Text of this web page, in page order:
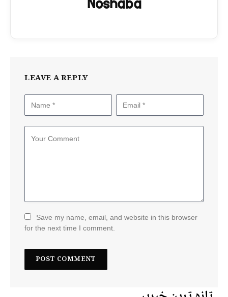
LEAVE A REPLY
Save my name, email, and website in this browser
for the next time I comment.